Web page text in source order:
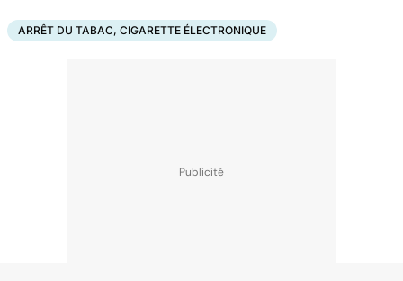
ARRÊT DU TABAC, CIGARETTE ÉLECTRONIQUE